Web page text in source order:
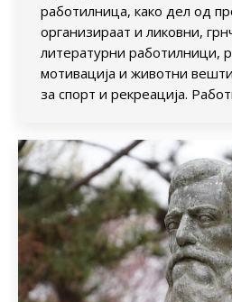
работилница, како дел од
организираат и ликовни,
литературни работилници,
мотивација и животни
за спорт и рекреација.